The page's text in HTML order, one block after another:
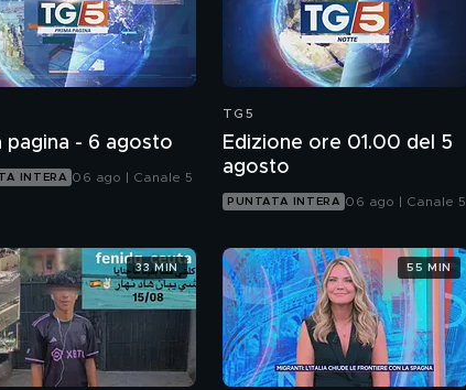
pagina - 6 agosto
INTERA 06 ago | Canale 5
TG5
Edizione ore 01.00 del 5
agosto
PUNTATA INTERA 06 ago | Canale 5
33 MIN 55 MIN